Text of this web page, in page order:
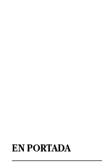
EN PORTADA